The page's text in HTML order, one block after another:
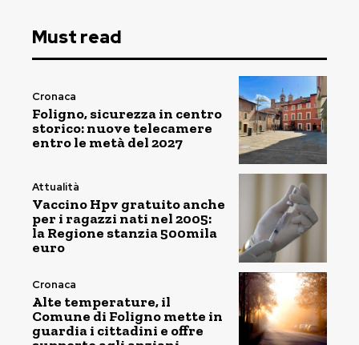
Must read
Cronaca
Foligno, sicurezza in centro
storico: nuove telecamere
entro le metà del 2027
Attualità
Vaccino Hpv gratuito anche
per i ragazzi nati nel 2005:
la Regione stanzia 500mila
euro
Cronaca
Alte temperature, il
Comune di Foligno mette in
guardia i cittadini e offre